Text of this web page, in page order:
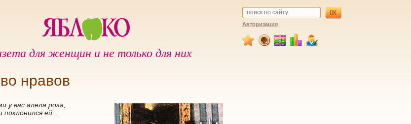
Авторизация
для женщин и не только для них
нравов
у вас алела роза,
ей...